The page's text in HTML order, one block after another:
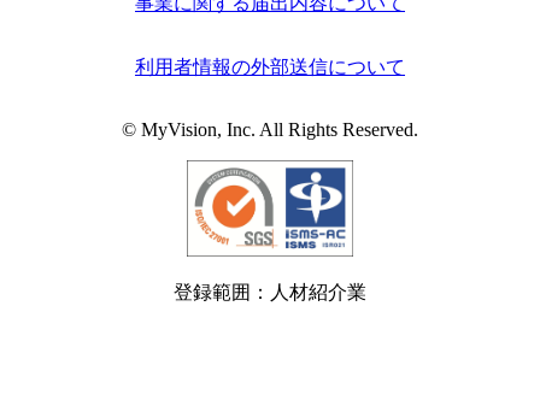
利用者情報の外部送信について
© MyVision, Inc. All Rights Reserved.
登録範囲：人材紹介業